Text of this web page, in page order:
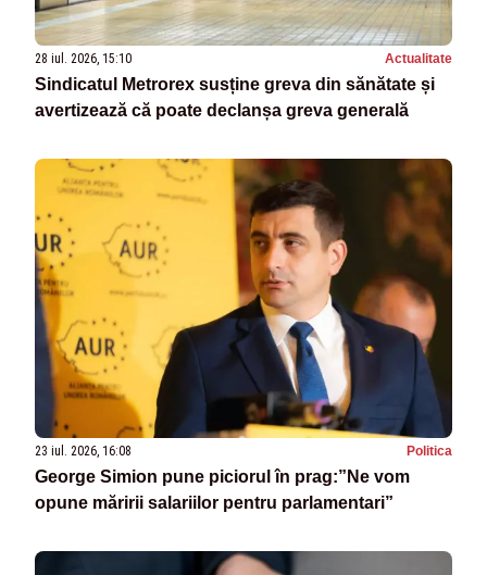
28 iul. 2026, 15:10 Actualitate
Sindicatul Metrorex susține greva din sănătate și
avertizează că poate declanșa greva generală
23 iul. 2026, 16:08 Politica
George Simion pune piciorul în prag:”Ne vom
opune măririi salariilor pentru parlamentari”